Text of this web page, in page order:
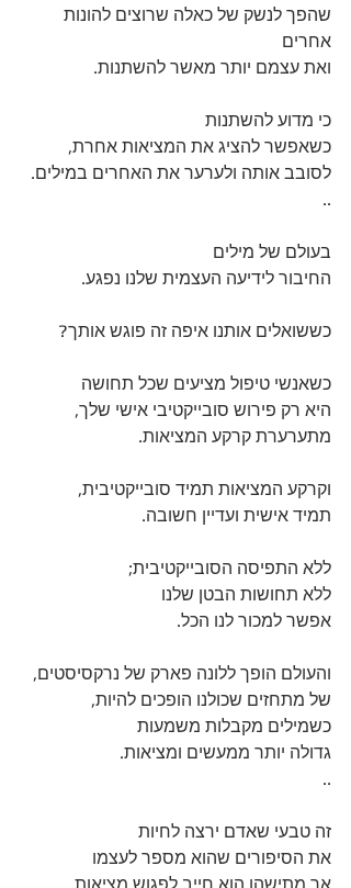
שהפך לנשק של כאלה שרוצים להונות
אחרים
ואת עצמם יותר מאשר להשתנות.
כי מדוע להשתנות
כשאפשר להציג את המציאות אחרת,
לסובב אותה ולערער את האחרים במילים.
..
בעולם של מילים
החיבור לידיעה העצמית שלנו נפגע.
כששואלים אותנו איפה זה פוגש אותך?
כשאנשי טיפול מציעים שכל תחושה
היא רק פירוש סובייקטיבי אישי שלך,
מתערערת קרקע המציאות.
וקרקע המציאות תמיד סובייקטיבית,
תמיד אישית ועדיין חשובה.
ללא התפיסה הסובייקטיבית;
ללא תחושות הבטן שלנו
אפשר למכור לנו הכל.
והעולם הופך ללונה פארק של נרקסיסטים,
של מתחזים שכולנו הופכים להיות,
כשמילים מקבלות משמעות
גדולה יותר ממעשים ומציאות.
..
זה טבעי שאדם ירצה לחיות
את הסיפורים שהוא מספר לעצמו